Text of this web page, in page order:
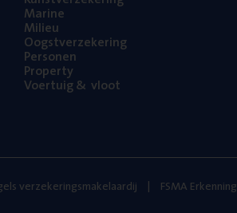
Mari­ne
Mili­eu
Oogst­ver­ze­ke­ring
Per­so­nen
Pro­per­ty
Voer­tuig& vloot
verzekeringsmakelaardij FSMA Erkenning